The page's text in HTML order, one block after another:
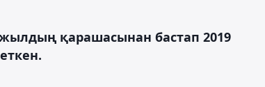
қарашасынан бастап 2019